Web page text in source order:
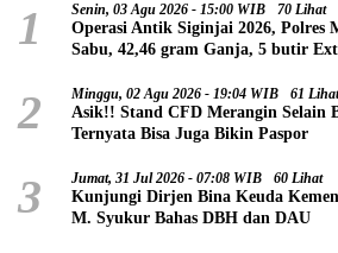
1 Senin, 03 Agu 2026 - 15:00 WIB 70 Lihat
Operasi Antik Siginjai 2026, Polres
Sabu, 42,46 gram Ganja, 5 butir
2 Minggu, 02 Agu 2026 - 19:04 WIB 61 Lihat
Asik!! Stand CFD Merangin Selain
Ternyata Bisa Juga Bikin Paspor
3 Jumat, 31 Jul 2026 - 07:08 WIB 60 Lihat
Kunjungi Dirjen Bina Keuda
M. Syukur Bahas DBH dan DAU